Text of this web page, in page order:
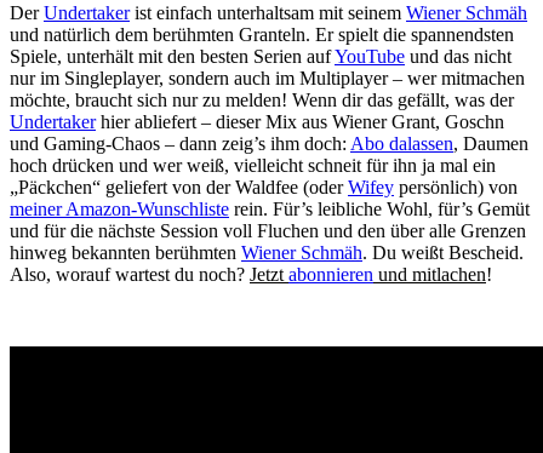
DerUndertakerist einfach unterhaltsam mit seinem Wiener Schmäh
und natürlich dem berühmten Granteln. Er spielt die spannendsten
Spiele, unterhält mit den besten Serien aufYouTube und das nicht
nur im Singleplayer, sondern auch im Multiplayer – wer mitmachen
möchte, braucht sich nur zu melden! Wenn dir das gefällt, was der
Undertakerhier abliefert – dieser Mix aus Wiener Grant, Goschn
und Gaming-Chaos – dann zeig’s ihm doch: Abo dalassen, Daumen
hoch drücken und wer weiß, vielleicht schneit für ihn ja mal ein
„Päckchen“ geliefert von der Waldfee (oderWifey persönlich) von
meiner Amazon-Wunschliste rein. Für’s leibliche Wohl, für’s Gemüt
und für die nächste Session voll Fluchen und den über alle Grenzen
hinweg bekannten berühmten Wiener Schmäh. Du weißt Bescheid.
Also, worauf wartest du noch? Jetzt abonnieren und mitlachen!